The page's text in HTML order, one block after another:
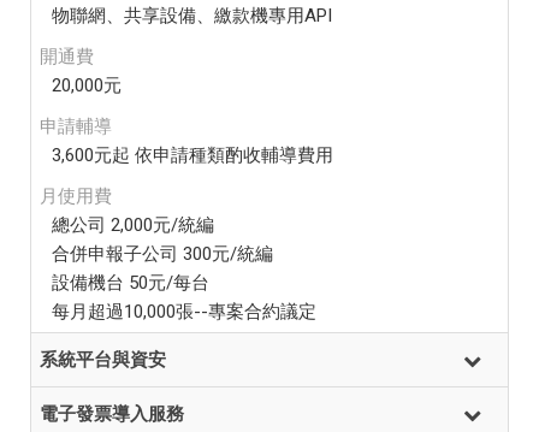
物聯網、共享設備、繳款機專用API
開通費
20,000元
申請輔導
3,600元起 依申請種類酌收輔導費用
月使用費
總公司 2,000元/統編
合併申報子公司 300元/統編
設備機台 50元/每台
每月超過10,000張--專案合約議定
系統平台與資安
電子發票導入服務